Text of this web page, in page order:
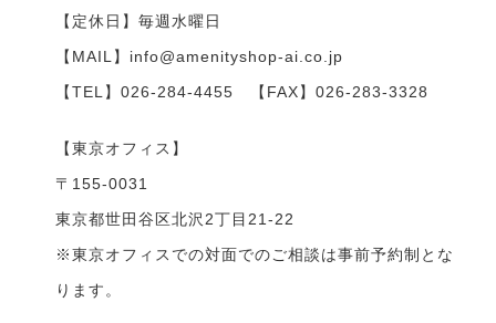
【定休日】毎週水曜日
【MAIL】info@amenityshop-ai.co.jp
【TEL】 026-284-4455 【FAX】026-283-3328
【東京オフィス】
〒155-0031
東京都世田谷区北沢2丁目21-22
※東京オフィスでの対面でのご相談は事前予約制とな
ります。